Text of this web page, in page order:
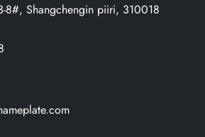
8#, Shangchengin piiri, 310018